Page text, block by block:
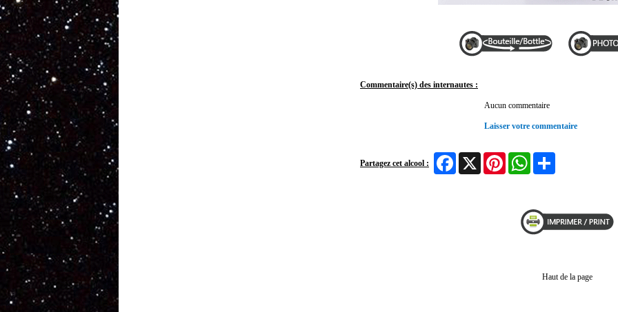
Commentaire(s) des internautes :
Aucun commentaire
Laisser votre commentaire
Partagez cet alcool :
FacebookX Pinterest WhatsApp
Haut de la page